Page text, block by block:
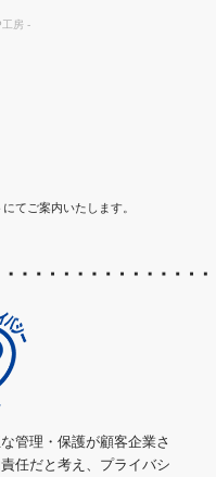
てご案内いたします。
管理・保護が顧客企業さ
任だと考え、プライバシ